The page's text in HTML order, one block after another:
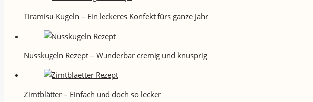
Tiramisu-Kugeln – Ein leckeres Konfekt fürs ganze Jahr
Nusskugeln Rezept – Wunderbar cremig und knusprig
Zimtblätter – Einfach und doch so lecker